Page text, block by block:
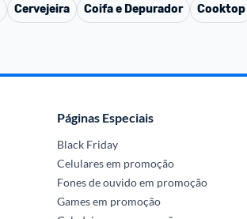
Cervejeira Coifa e Depurador Cooktop
Páginas Especiais
Black Friday
Celulares em promoção
Fones de ouvido em promoção
Games em promoção